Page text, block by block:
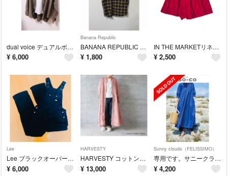
dual voice デュアルボイス 長袖リネ ンシャツ
¥ 6,000
Banana Republic
BANANA REPUBLIC の長袖チェックシャツ
¥ 1,800
IN THE MARKETリネンコットンガウチョ
¥ 2,500
Lee
Lee ブラックオーバーオール
¥ 6,000
HARVESTY
HARVESTY コットンサテンアトリエローブ ロングワンピース
¥ 13,000
Sunny clouds（FELISSIMO）
専用です。サニークラウズ青いワンピース
¥ 4,200